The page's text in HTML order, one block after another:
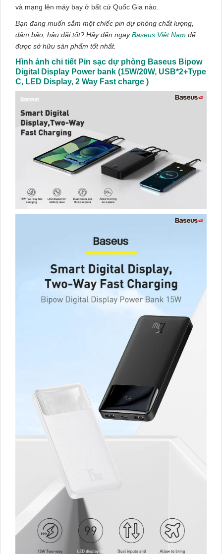
và mạng lên máy bay ở bất cứ Quốc Gia nào.
Bạn đang muốn sắm một chiếc pin dự phòng chất lượng,
đảm bảo, hậu đãi tốt? Hãy đến ngayBaseus Viêt Nam để
được sở hữu sản phẩm tốt nhất.
Hình ảnh chi tiết Pin sạc dự phòng Baseus Bipow
Digital Display Power bank (15W/20W, USB*2+Type
C, LED Display, 2 Way Fast charge )